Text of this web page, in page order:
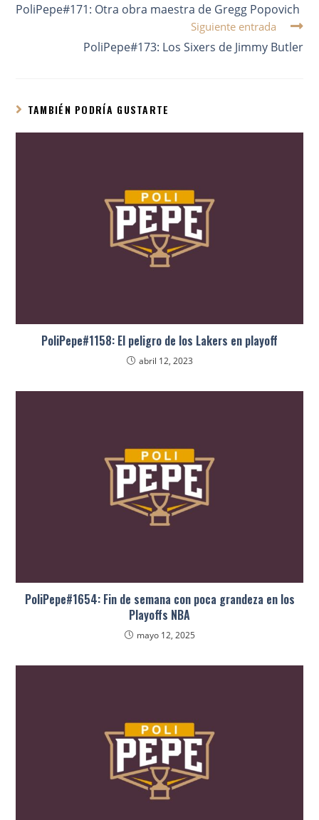
PoliPepe#171: Otra obra maestra de Gregg Popovich
Siguiente entrada
PoliPepe#173: Los Sixers de Jimmy Butler
TAMBIÉN PODRÍA GUSTARTE
PoliPepe#1158: El peligro de los Lakers en playoff
abril 12, 2023
PoliPepe#1654: Fin de semana con poca grandeza en los
Playoffs NBA
mayo 12, 2025